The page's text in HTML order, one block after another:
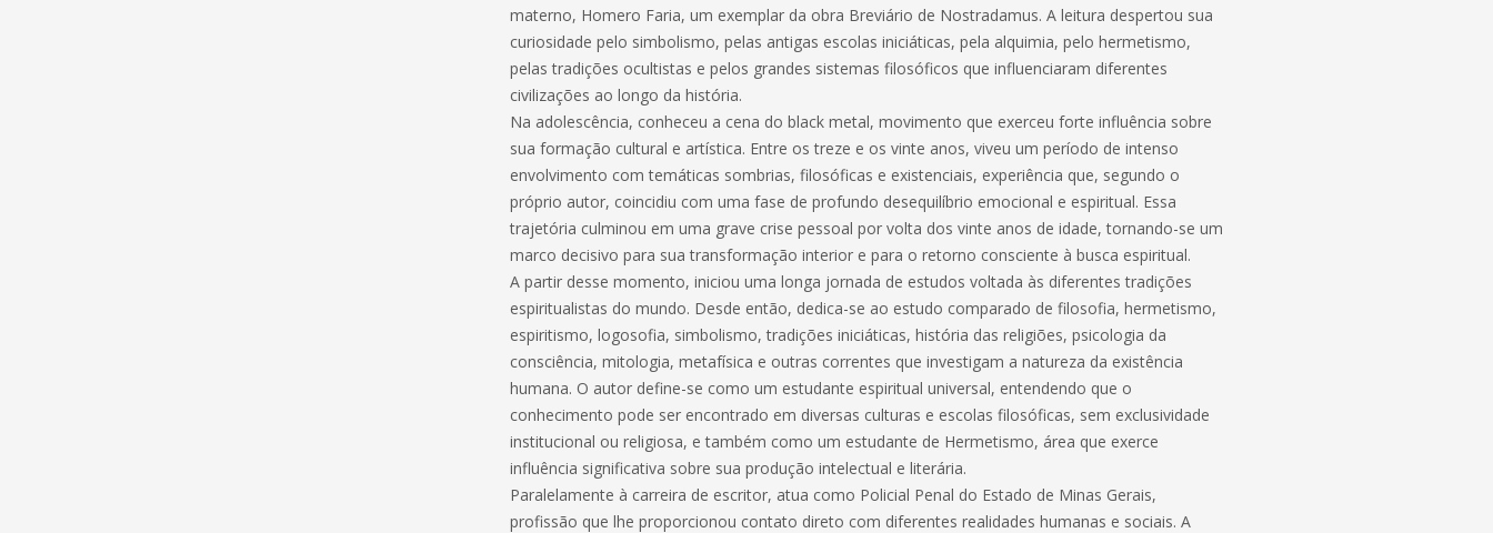
materno, Homero Faria, um exemplar da obra Breviário de Nostradamus. A leitura despertou sua
curiosidade pelo simbolismo, pelas antigas escolas iniciáticas, pela alquimia, pelo hermetismo,
pelas tradições ocultistas e pelos grandes sistemas filosóficos que influenciaram diferentes
civilizações ao longo da história.
Na adolescência, conheceu a cena do black metal, movimento que exerceu forte influência sobre
sua formação cultural e artística. Entre os treze e os vinte anos, viveu um período de intenso
envolvimento com temáticas sombrias, filosóficas e existenciais, experiência que, segundo o
próprio autor, coincidiu com uma fase de profundo desequilíbrio emocional e espiritual. Essa
trajetória culminou em uma grave crise pessoal por volta dos vinte anos de idade, tornando-se um
marco decisivo para sua transformação interior e para o retorno consciente à busca espiritual.
A partir desse momento, iniciou uma longa jornada de estudos voltada às diferentes tradições
espiritualistas do mundo. Desde então, dedica-se ao estudo comparado de filosofia, hermetismo,
espiritismo, logosofia, simbolismo, tradições iniciáticas, história das religiões, psicologia da
consciência, mitologia, metafísica e outras correntes que investigam a natureza da existência
humana. O autor define-se como um estudante espiritual universal, entendendo que o
conhecimento pode ser encontrado em diversas culturas e escolas filosóficas, sem exclusividade
institucional ou religiosa, e também como um estudante de Hermetismo, área que exerce
influência significativa sobre sua produção intelectual e literária.
Paralelamente à carreira de escritor, atua como Policial Penal do Estado de Minas Gerais,
profissão que lhe proporcionou contato direto com diferentes realidades humanas e sociais. A